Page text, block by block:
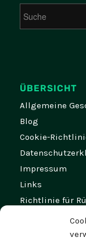
ÜBERSICHT
Allgemeine
Blog
Cookie-
Impressum
Links
Richtlinie für
Versand- und